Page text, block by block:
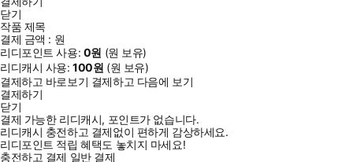
닫기
작품 제목
결제 금액 : 원
리디포인트 사용: 0원 (원 보유)
리디캐시 사용:100원 (원 보유)
결제하고 바로보기 결제하고 다음에 보기
결제하기
닫기
결제 가능한 리디캐시, 포인트가 없습니다.
리디캐시 충전하고 결제없이 편하게 감상하세요.
리디포인트 적립 혜택도 놓치지 마세요!
충전하고 결제 일반 결제